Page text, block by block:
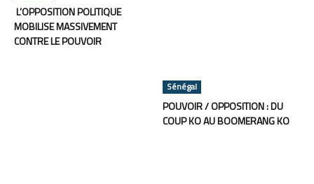
L’OPPOSITION POLITIQUE
MOBILISE MASSIVEMENT
CONTRE LE POUVOIR
Sénégal
POUVOIR / OPPOSITION : DU
COUP KO AU BOOMERANG KO